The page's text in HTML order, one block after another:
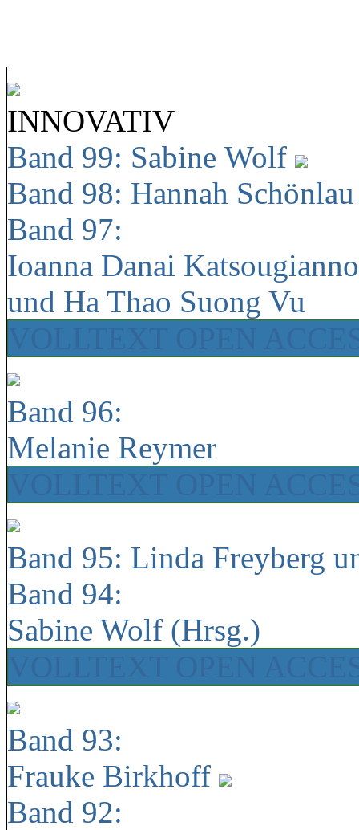
INNOVATIV
Band 99: Sabine Wolf
Band 98: Hannah
Band 97:
Ioanna Danai
und Ha Thao Suong Vu
Band 96:
Melanie Reymer
Band 95: Linda Freyberg
Band 94:
Sabine Wolf (Hrsg.)
Band 93:
Frauke Birkhoff
Band 92: